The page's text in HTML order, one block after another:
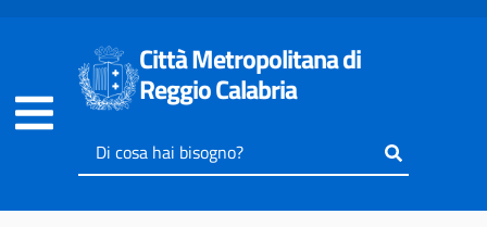
Città Metropolitana di
Reggio Calabria
Inserisci
il